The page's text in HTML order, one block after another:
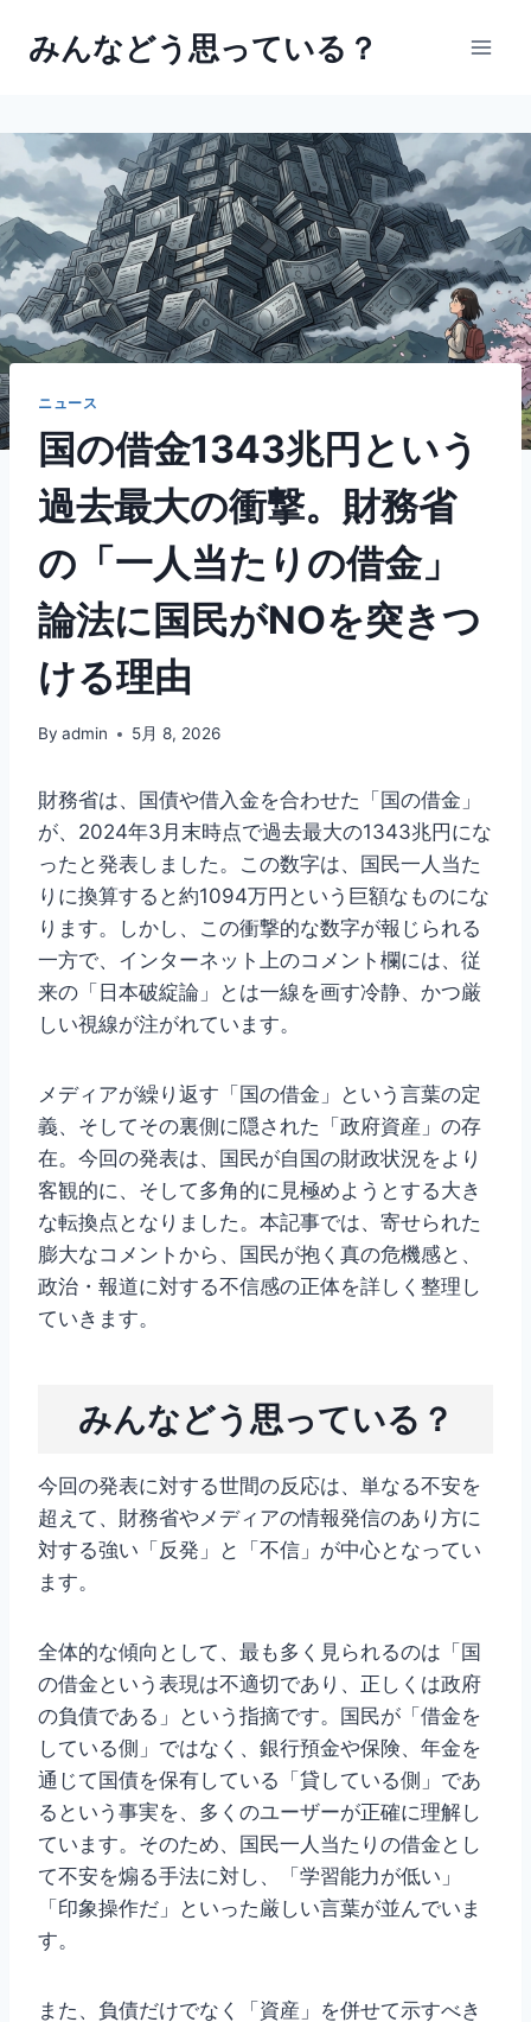
キ
ッ
プ
みんなどう思っている？
ニュース
国の借金1343兆円という
過去最大の衝撃。財務省
の「一人当たりの借金」
論法に国民がNOを突きつ
ける理由
By admin 5月 8, 2026
財務省は、国債や借入金を合わせた「国の借金」
が、2024年3月末時点で過去最大の1343兆円にな
ったと発表しました。この数字は、国民一人当た
りに換算すると約1094万円という巨額なものにな
ります。しかし、この衝撃的な数字が報じられる
一方で、インターネット上のコメント欄には、従
来の「日本破綻論」とは一線を画す冷静、かつ厳
しい視線が注がれています。
メディアが繰り返す「国の借金」という言葉の定
義、そしてその裏側に隠された「政府資産」の存
在。今回の発表は、国民が自国の財政状況をより
客観的に、そして多角的に見極めようとする大き
な転換点となりました。本記事では、寄せられた
膨大なコメントから、国民が抱く真の危機感と、
政治・報道に対する不信感の正体を詳しく整理し
ていきます。
みんなどう思っている？
今回の発表に対する世間の反応は、単なる不安を
超えて、財務省やメディアの情報発信のあり方に
対する強い「反発」と「不信」が中心となってい
ます。
全体的な傾向として、最も多く見られるのは「国
の借金という表現は不適切であり、正しくは政府
の負債である」という指摘です。国民が「借金を
している側」ではなく、銀行預金や保険、年金を
通じて国債を保有している「貸している側」であ
るという事実を、多くのユーザーが正確に理解し
ています。そのため、国民一人当たりの借金とし
て不安を煽る手法に対し、「学習能力が低い」
「印象操作だ」といった厳しい言葉が並んでいま
す。
また、負債だけでなく「資産」を併せて示すべき